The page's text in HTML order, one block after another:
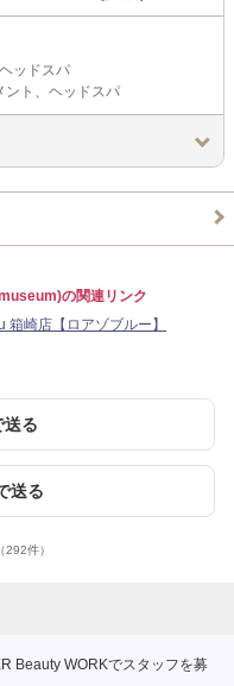
ッドスパ
ント、ヘッドスパ
の関連リンク
崎店【ロアゾブルー】
送る
送る
（292件）
Beauty WORKでスタッフを募